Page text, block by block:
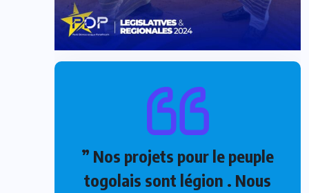
” Nos projets pour le peuple
togolais sont légion . Nous